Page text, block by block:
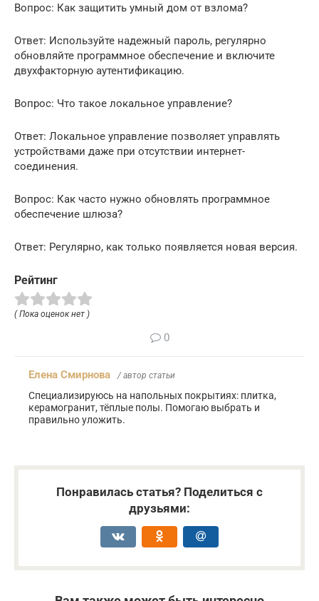
Вопрос: Как защитить умный дом от взлома?
Ответ: Используйте надежный пароль, регулярно
обновляйте программное обеспечение и включите
двухфакторную аутентификацию.
Вопрос: Что такое локальное управление?
Ответ: Локальное управление позволяет управлять
устройствами даже при отсутствии интернет-
соединения.
Вопрос: Как часто нужно обновлять программное
обеспечение шлюза?
Ответ: Регулярно, как только появляется новая версия.
Рейтинг
( Пока оценок нет )
0
Елена Смирнова / автор статьи
Специализируюсь на напольных покрытиях: плитка,
керамогранит, тёплые полы. Помогаю выбрать и
правильно уложить.
Понравилась статья? Поделиться с
друзьями: